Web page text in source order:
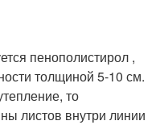
пенополистирол ,
толщиной 5-10 см.
то
листов внутри линии